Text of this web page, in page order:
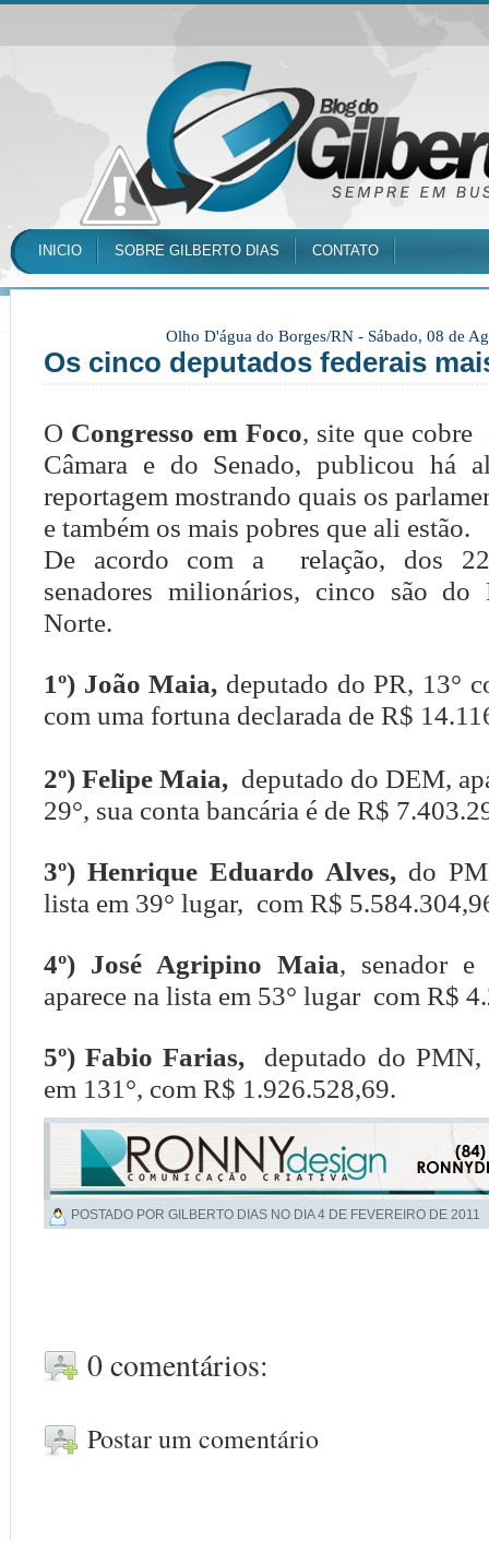
INICIO SOBRE GILBERTO DIAS CONTATO
Olho D'água do Borges/RN - Sábado, 08 de
Os cinco deputados federais
O Congresso em Foco, site que cobre
Câmara e do Senado, publicou há
reportagem mostrando quais os
e também os mais pobres que ali estão.
De acordo com arelação, dos
senadores milionários, cinco são
Norte.
1º) João Maia, deputado do PR, 13°
com uma fortuna declarada de R$
2º) Felipe Maia, deputado do DEM,
29°, sua conta bancária é de R$
3º) Henrique Eduardo Alves, do
lista em 39° lugar, com R$
4º) José Agripino Maia, senador
aparece na lista em 53° lugar com R$
5º) Fabio Farias, deputado do PMN,
em 131°, com R$ 1.926.528,69.
POSTADO POR GILBERTO DIAS NO DIA4 DE FEVEREIRO DE 2011
0 comentários:
Postar um comentário